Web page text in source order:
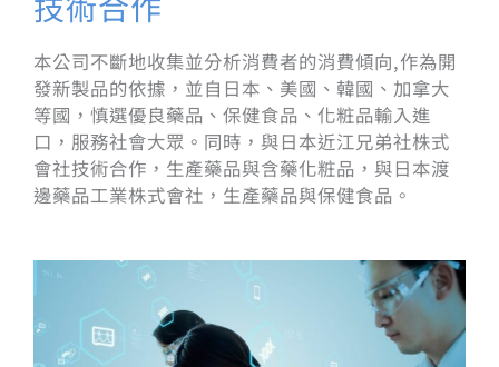
本公司不斷地收集並分析消費者的消費傾向,作為開
發新製品的依據，並自日本、美國、韓國、加拿大
等國，慎選優良藥品、保健食品、化粧品輸入進
口，服務社會大眾。同時，與日本近江兄弟社株式
會社技術合作，生產藥品與含藥化粧品，與日本渡
邊藥品工業株式會社，生產藥品與保健食品。